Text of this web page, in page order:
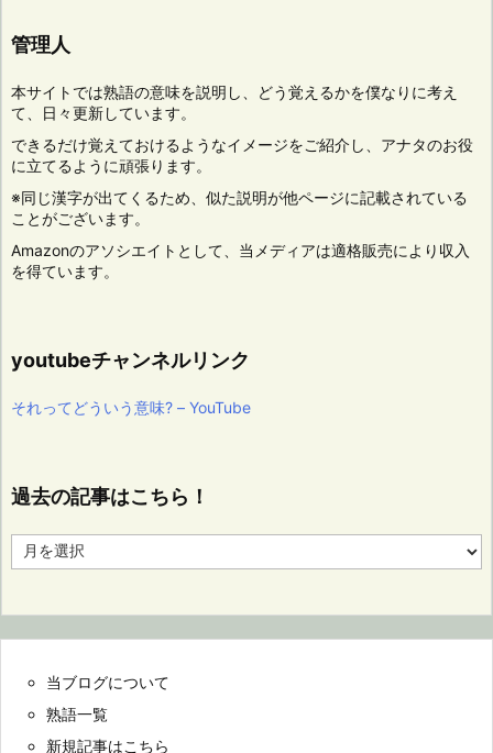
管理人
本サイトでは熟語の意味を説明し、どう覚えるかを僕なりに考え
て、日々更新しています。
できるだけ覚えておけるようなイメージをご紹介し、アナタのお役
に立てるように頑張ります。
※同じ漢字が出てくるため、似た説明が他ページに記載されている
ことがございます。
Amazonのアソシエイトとして、当メディアは適格販売により収入
を得ています。
youtubeチャンネルリンク
それってどういう意味? – YouTube
過去の記事はこちら！
去
ら！
当ブログについて
熟語一覧
新規記事はこちら